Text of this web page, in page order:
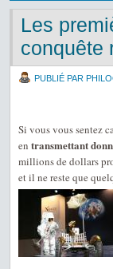
Les
conquête
PUBLIÉ PAR
Si vous vous sentez
en transmettant
millions de dollars
et il ne reste que